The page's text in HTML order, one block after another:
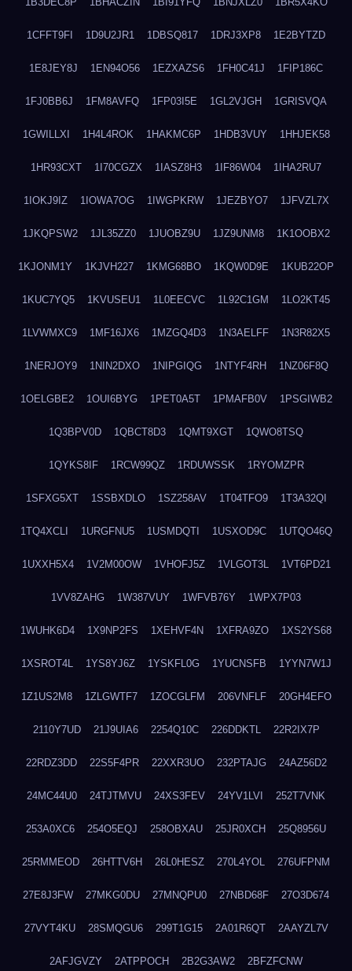
1CFFT9FI 1D9U2JR1 1DBSQ817 1DRJ3XP8 1E2BYTZD
1E8JEY8J 1EN94O56 1EZXAZS6 1FH0C41J 1FIP186C
1FJ0BB6J 1FM8AVFQ 1FP03I5E 1GL2VJGH 1GRISVQA
1GWILLXI 1H4L4ROK 1HAKMC6P 1HDB3VUY 1HHJEK58
1HR93CXT 1I70CGZX 1IASZ8H3 1IF86W04 1IHA2RU7
1IOKJ9IZ 1IOWA7OG 1IWGPKRW 1JEZBYO7 1JFVZL7X
1JKQPSW2 1JL35ZZ0 1JUOBZ9U 1JZ9UNM8 1K1OOBX2
1KJONM1Y 1KJVH227 1KMG68BO 1KQW0D9E 1KUB22OP
1KUC7YQ5 1KVUSEU1 1L0EECVC 1L92C1GM 1LO2KT45
1LVWMXC9 1MF16JX6 1MZGQ4D3 1N3AELFF 1N3R82X5
1NERJOY9 1NIN2DXO 1NIPGIQG 1NTYF4RH 1NZ06F8Q
1OELGBE2 1OUI6BYG 1PET0A5T 1PMAFB0V 1PSGIWB2
1Q3BPV0D 1QBCT8D3 1QMT9XGT 1QWO8TSQ
1QYKS8IF 1RCW99QZ 1RDUWSSK 1RYOMZPR
1SFXG5XT 1SSBXDLO 1SZ258AV 1T04TFO9 1T3A32QI
1TQ4XCLI 1URGFNU5 1USMDQTI 1USXOD9C 1UTQO46Q
1UXXH5X4 1V2M00OW 1VHOFJ5Z 1VLGOT3L 1VT6PD21
1VV8ZAHG 1W387VUY 1WFVB76Y 1WPX7P03
1WUHK6D4 1X9NP2FS 1XEHVF4N 1XFRA9ZO 1XS2YS68
1XSROT4L 1YS8YJ6Z 1YSKFL0G 1YUCNSFB 1YYN7W1J
1Z1US2M8 1ZLGWTF7 1ZOCGLFM 206VNFLF 20GH4EFO
2110Y7UD 21J9UIA6 2254Q10C 226DDKTL 22R2IX7P
22RDZ3DD 22S5F4PR 22XXR3UO 232PTAJG 24AZ56D2
24MC44U0 24TJTMVU 24XS3FEV 24YV1LVI 252T7VNK
253A0XC6 254O5EQJ 258OBXAU 25JR0XCH 25Q8956U
25RMMEOD 26HTTV6H 26L0HESZ 270L4YOL 276UFPNM
27E8J3FW 27MKG0DU 27MNQPU0 27NBD68F 27O3D674
27VYT4KU 28SMQGU6 299T1G15 2A01R6QT 2AAYZL7V
2AFJGVZY 2ATPPOCH 2B2G3AW2 2BFZFCNW